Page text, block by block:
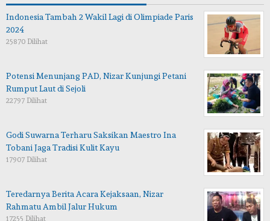
Indonesia Tambah 2 Wakil Lagi di Olimpiade Paris
2024
25870 Dilihat
Potensi Menunjang PAD, Nizar Kunjungi Petani
Rumput Laut di Sejoli
22797 Dilihat
Godi Suwarna Terharu Saksikan Maestro Ina
Tobani Jaga Tradisi Kulit Kayu
17907 Dilihat
Teredarnya Berita Acara Kejaksaan, Nizar
Rahmatu Ambil Jalur Hukum
17255 Dilihat